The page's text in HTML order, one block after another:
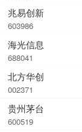
兆易创新
603986
海光信息
688041
北方华创
002371
贵州茅台
600519